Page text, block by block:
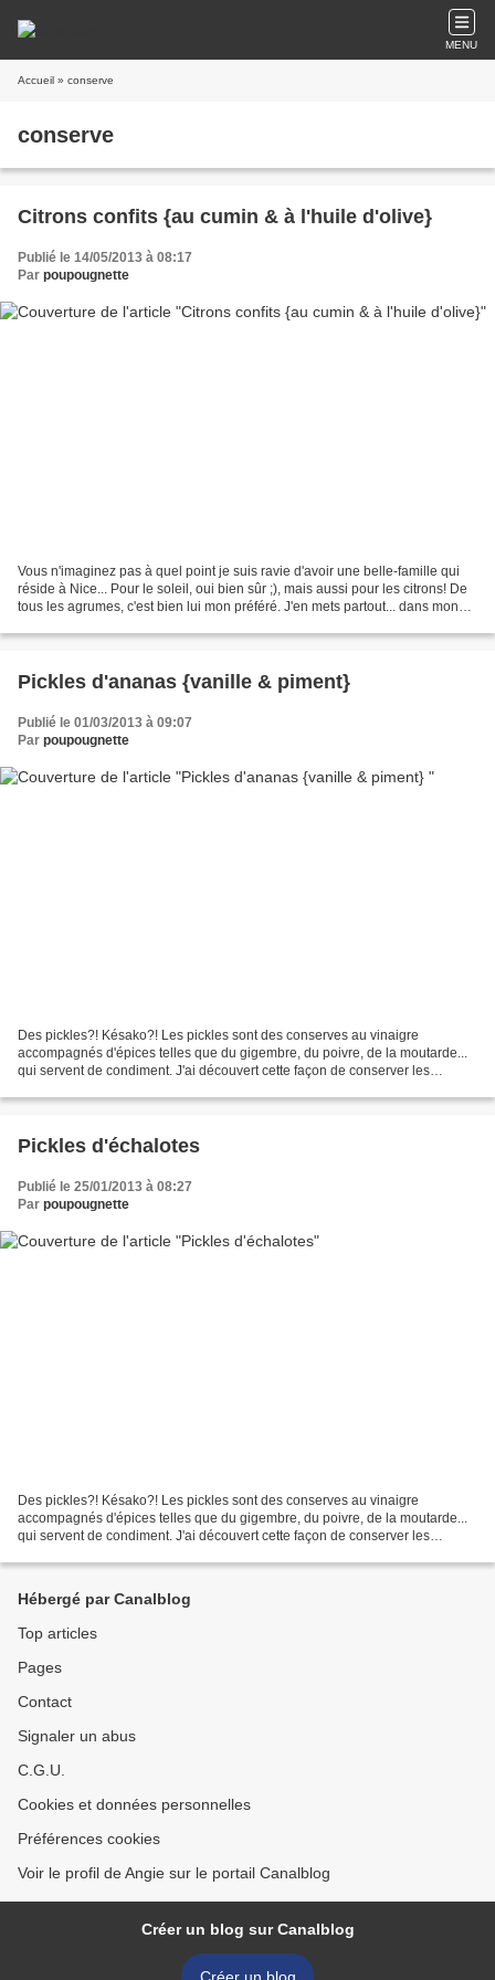
MENU
Accueil » conserve
conserve
Citrons confits {au cumin & à l'huile d'olive}
Publié le 14/05/2013 à 08:17
Par poupougnette
Vous n'imaginez pas à quel point je suis ravie d'avoir une belle-famille qui
réside à Nice... Pour le soleil, oui bien sûr ;), mais aussi pour les citrons! De
tous les agrumes, c'est bien lui mon préféré. J'en mets partout... dans mon
Pickles d'ananas {vanille & piment}
Publié le 01/03/2013 à 09:07
Par poupougnette
Des pickles?! Késako?! Les pickles sont des conserves au vinaigre
accompagnés d'épices telles que du gigembre, du poivre, de la moutarde...
qui servent de condiment. J'ai découvert cette façon de conserver les
Pickles d'échalotes
Publié le 25/01/2013 à 08:27
Par poupougnette
Des pickles?! Késako?! Les pickles sont des conserves au vinaigre
accompagnés d'épices telles que du gigembre, du poivre, de la moutarde...
qui servent de condiment. J'ai découvert cette façon de conserver les
Hébergé par Canalblog
Top articles
Pages
Contact
Signaler un abus
C.G.U.
Cookies et données personnelles
Préférences cookies
Voir le profil de Angie sur le portail Canalblog
Créer un blog sur Canalblog